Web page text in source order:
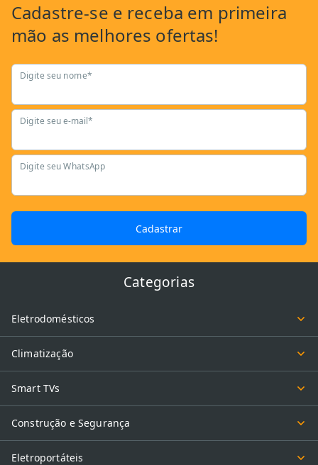
Cadastre-se e receba em primeira
mão as melhores ofertas!
Digite seu nome*
Digite seu e-mail*
Digite seu WhatsApp
Cadastrar
Categorias
Eletrodomésticos
Climatização
Smart TVs
Construção e Segurança
Eletroportáteis